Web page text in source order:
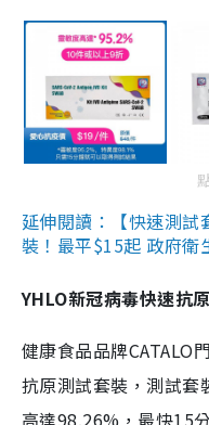
延伸閱讀：【快速測
裝！最平$15起 政府衛
YHLO新冠病毒快速抗
健康食品品牌CATALO
抗原測試套裝，測試套
高達98.26%，最快15